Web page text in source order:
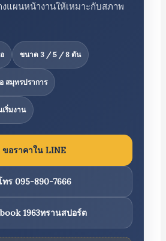
แผนหน้างานให้เหมาะกับสภาพ
ขนาด 3 / 5 / 8 ตัน
สมุทรปราการ
ริ่มงาน
ขอราคาใน LINE
ทร 095-890-7666
1963ทรานสปอร์ต